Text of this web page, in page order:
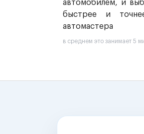
автомобилем, и
быстрее и
автомастера
в среднем это занимает 5